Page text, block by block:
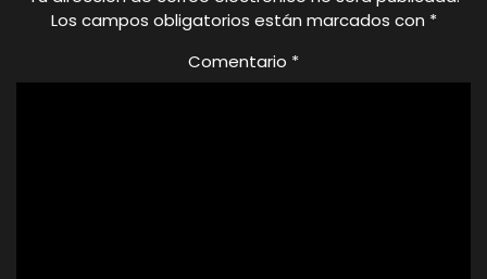
Los campos obligatorios están marcados con *
Comentario *